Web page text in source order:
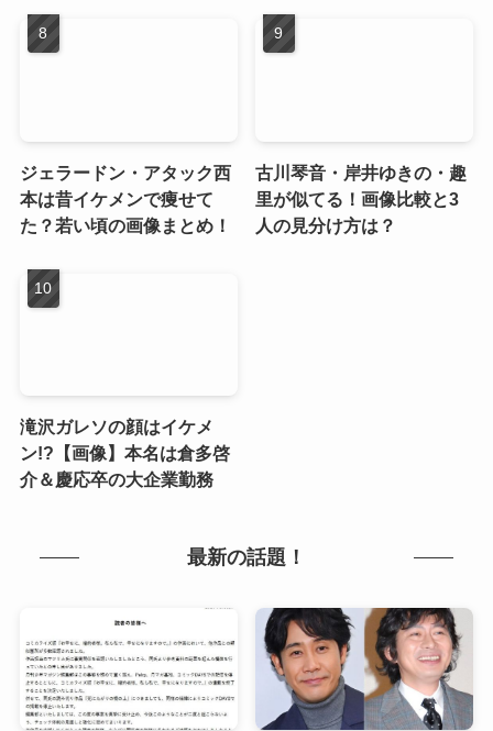
ジェラードン・アタック西
本は昔イケメンで痩せて
た？若い頃の画像まとめ！
古川琴音・岸井ゆきの・趣
里が似てる！画像比較と3
人の見分け方は？
滝沢ガレソの顔はイケメ
ン!?【画像】本名は倉多啓
介＆慶応卒の大企業勤務
最新の話題！